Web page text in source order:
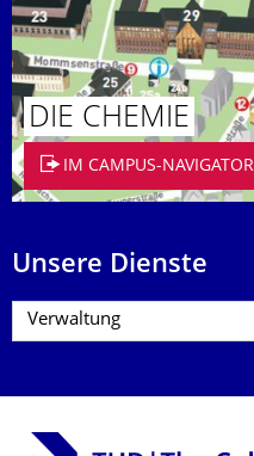
DIE CHEMIE
IM CAMPUS-NAVIGATOR
Unsere Dienste